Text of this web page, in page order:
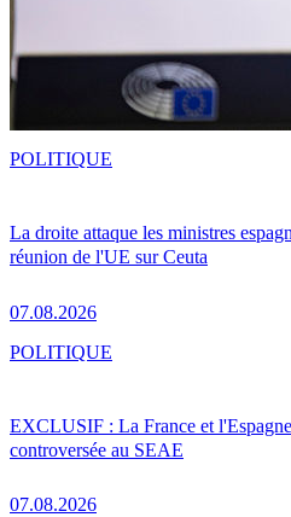
La droite attaque les ministres
réunion de l'UE sur Ceuta
07.08.2026
POLITIQUE
EXCLUSIF : La France et
controversée au SEAE
07.08.2026
POLITIQUE